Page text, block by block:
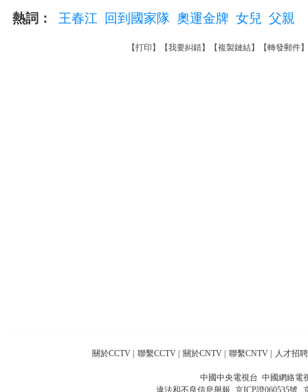
熱詞： 王春江 回到國家隊 奧運金牌 女兒 父親
【打印 】【我要糾錯】【複製鏈結】【轉發郵件
關於CCTV 聯繫CCTV 關於CNTV 聯繫CNTV 人才招聘
中國中央電視台 中國網絡電
違法和不良信息舉報 京ICP證060535號